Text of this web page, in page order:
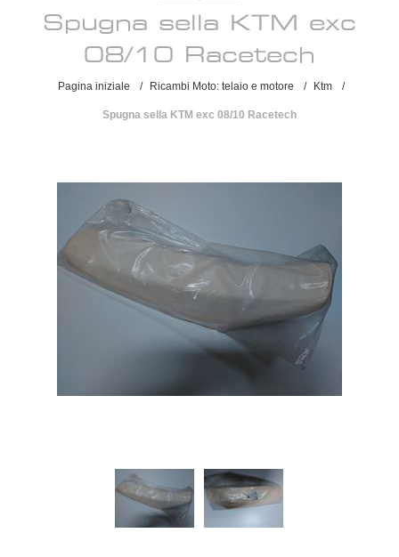
Spugna sella KTM exc
08/10 Racetech
Pagina iniziale / Ricambi Moto: telaio e motore / Ktm /
Spugna sella KTM exc 08/10 Racetech